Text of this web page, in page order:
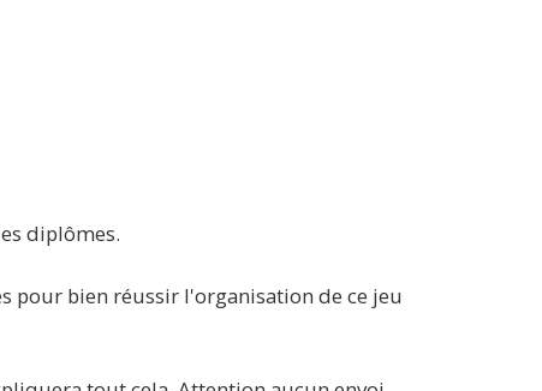
diplômes.
pour bien réussir l'organisation de ce jeu